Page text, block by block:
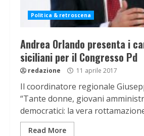
Politica & retroscena
Andrea Orlando presenta i
siciliani per il Congresso Pd
redazione 11 aprile 2017
Il coordinatore regionale
“Tante donne, giovani
democratici: la vera
Read More